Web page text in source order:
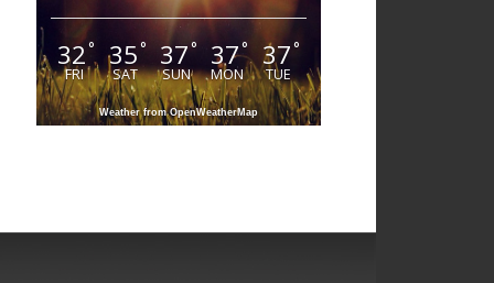
32°
FRI
35°
SAT
37°
SUN
37°
MON
37°
TUE
Weather from OpenWeatherMap